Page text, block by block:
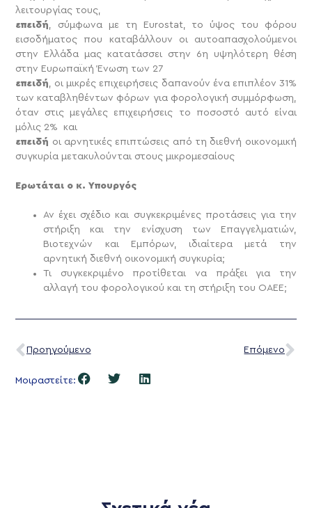
λειτουργίας τους,
επειδή, σύμφωνα με τη Eurostat, το ύψος του φόρου
εισοδήματος που καταβάλλουν οι αυτοαπασχολούμενοι
στην Ελλάδα μας κατατάσσει στην 6η υψηλότερη θέση
στην Ευρωπαϊκή Ένωση των 27
επειδή, οι μικρές επιχειρήσεις δαπανούν ένα επιπλέον 31%
των καταβληθέντων φόρων για φορολογική συμμόρφωση,
όταν στις μεγάλες επιχειρήσεις το ποσοστό αυτό είναι
μόλις 2% και
επειδή οι αρνητικές επιπτώσεις από τη διεθνή οικονομική
συγκυρία μετακυλούνται στους μικρομεσαίους
Ερωτάται ο κ. Υπουργός
Αν έχει σχέδιο και συγκεκριμένες προτάσεις για την
στήριξη και την ενίσχυση των Επαγγελματιών,
Βιοτεχνών και Εμπόρων, ιδιαίτερα μετά την
αρνητική διεθνή οικονομική συγκυρία;
Τι συγκεκριμένο προτίθεται να πράξει για την
αλλαγή του φορολογικού και τη στήριξη του ΟΑΕΕ;
Προηγούμενο Επόμενο
Μοιραστείτε: